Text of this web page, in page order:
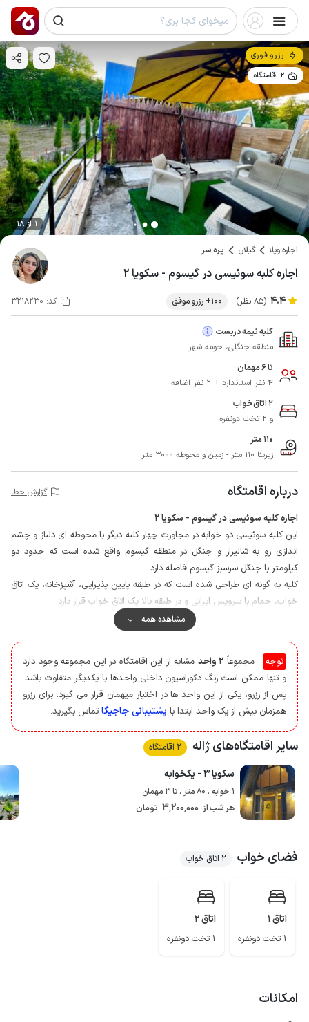
رزرو فوری
2 اقامتگاه
1 از 18
اجاره ویلا گیلان پره سر
اجاره کلبه سوئیسی در گیسوم - سکویا ۲
4.4 (85 نظر) 100+ رزرو موفق کد: 3218230
کلبه نیمه دربست
منطقه جنگلی، حومه شهر
تا 6 مهمان
4 نفر استاندارد + 2 نفر اضافه
2 اتاق‌خواب
و 2 تخت دونفره
110 متر
زیربنا 110 متر - زمین و محوطه 3000 متر
درباره اقامتگاه گزارش خطا
اجاره کلبه سوئیسی در گیسوم - سکویا 2
این کلبه سوئیسی دو خوابه در مجاورت چهار کلبه دیگر با محوطه ای دلباز و چشم
اندازی رو به شالیزار و جنگل در منطقه گیسوم واقع شده است که حدود دو
کیلومتر با جنگل سرسبز گیسوم فاصله دارد.
کلبه به گونه ای طراحی شده است که در طبقه پایین پذیرایی، آشپزخانه، یک اتاق
خواب، حمام با سرویس ایرانی و در طبقه بالا یک اتاق خواب قرار دارد.
محوطه کلبه با توجه به بافت روستایی منطقه از یک طرف با فنس و از سه طرف به
وسیله دیوار شده محصور است و حیاط به صورت مشترک با سایر کلبه های موجود
در مجموعه استفاده می شود، همچنین سرایدار در همین محوطه سکونت دارد.
به منظور تهیه مایحتاج روزانه، دسترسی به سوپرمارکت و نانوایی با پیمودن مسافتی
در حدود 50 متر ممکن است.
کیفیت آنتن دهی اپراتور ایرانسل در مکالمه خوب و پوشش شبکه اینترنت نیز به
صورت 4g می باشد و آنتن دهی اپراتور همراه اول برای مکالمه و اینترنت ضعیف
است.
جنگل اسالم، ساحل و جنگل گیسوم، آبگرم گیوی و... از جاذبه های گردشگری قابل
دسترس از این اقامتگاه می باشد.
مشاهده همه
توجه مجموعاً 2 واحد
مشابه از این اقامتگاه در این مجموعه وجود دارد
و تنها ممکن است رنگ دکوراسیون داخلی واحدها با یکدیگر متفاوت باشد.
پس از رزرو، یکی از این واحد ها در اختیار میهمان قرار می گیرد. برای رزرو
همزمان بیش از یک واحد ابتدا با پشتیبانی جاجیگا تماس بگیرید.
سایر اقامتگاه‌های ژاله 2 اقامتگاه
سکویا ۳ - یکخوابه
1 خوابه . 80 متر . تا 3 مهمان
هر شب از 3٬200٬000 تومان
فضای خواب 2 اتاق خواب
اتاق 1
1 تخت دونفره
اتاق 2
1 تخت دونفره
امکانات